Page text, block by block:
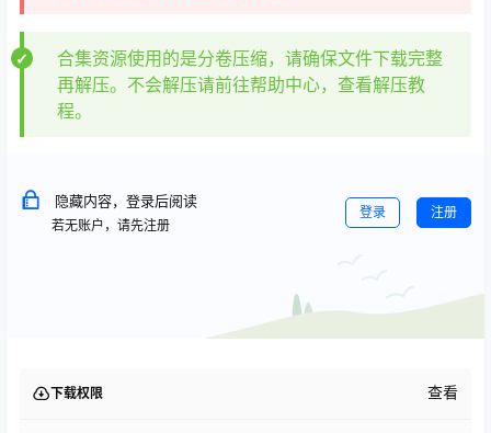
合集资源使用的是分卷压缩，请确保文件下载完整
再解压。不会解压请前往帮助中心，查看解压教
程。
隐藏内容，登录后阅读
若无账户，请先注册
登录 注册
下载权限 查看